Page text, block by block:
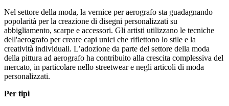
Nel settore della moda, la vernice per aerografo sta guadagnando
popolarità per la creazione di disegni personalizzati su
abbigliamento, scarpe e accessori. Gli artisti utilizzano le tecniche
dell'aerografo per creare capi unici che riflettono lo stile e la
creatività individuali. L’adozione da parte del settore della moda
della pittura ad aerografo ha contribuito alla crescita complessiva del
mercato, in particolare nello streetwear e negli articoli di moda
personalizzati.
Per tipi